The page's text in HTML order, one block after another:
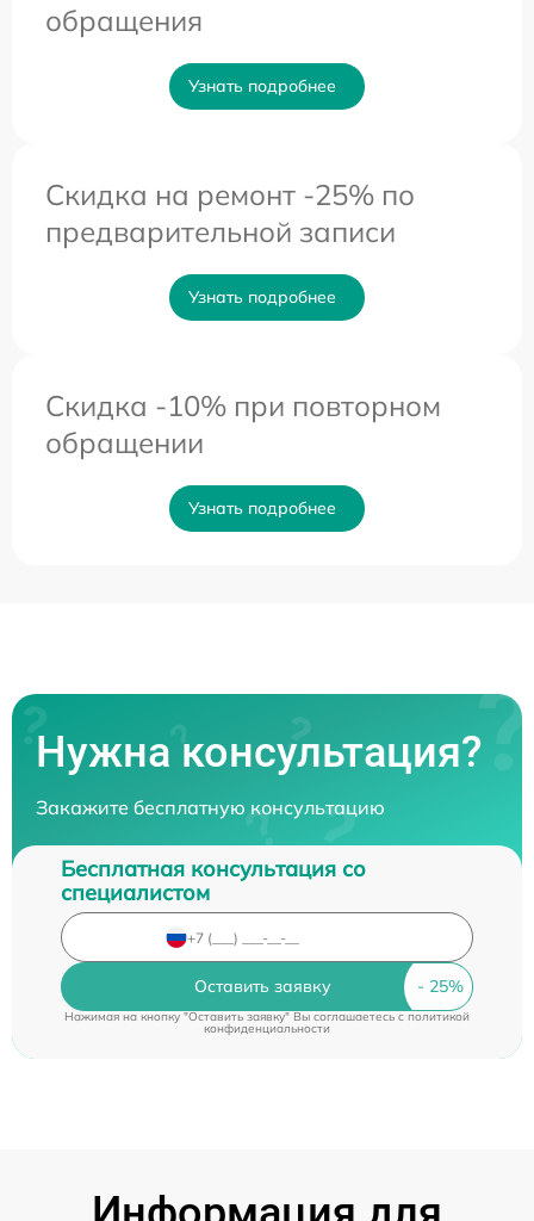
обращения
Узнать подробнее
Скидка на ремонт -25% по
предварительной записи
Узнать подробнее
Скидка -10% при повторном
обращении
Узнать подробнее
Нужна консультация?
Закажите бесплатную консультацию
Бесплатная консультация со
специалистом
Оставить заявку
Нажимая на кнопку "Оставить заявку" Вы соглашаетесь c политикой
конфиденциальности